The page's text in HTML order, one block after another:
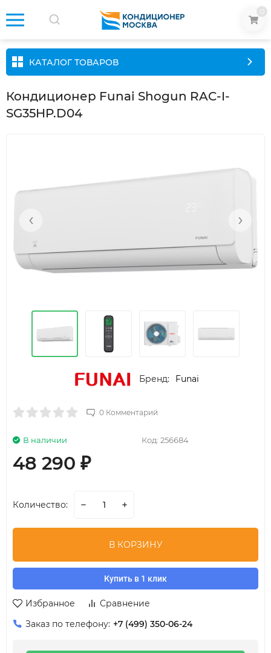
КАТАЛОГ ТОВАРОВ
Кондиционер Funai Shogun RAC-I-
SG35HP.D04
‹ ›
Бренд: Funai
0 Комментарий
Код: 256684
В наличии
48 290 ₽
Количество:
В КОРЗИНУ
Купить в 1 клик
Избранное
Сравнение
Заказ по телефону: +7 (499) 350-06-24